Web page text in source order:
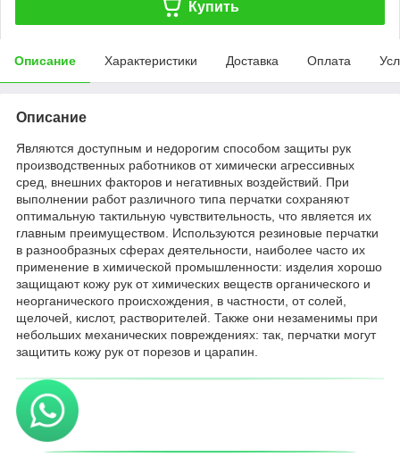
Купить
Описание Характеристики Доставка Оплата
Описание
Являются доступным и недорогим способом защиты рук
производственных работников от химически агрессивных
сред, внешних факторов и негативных воздействий. При
выполнении работ различного типа перчатки сохраняют
оптимальную тактильную чувствительность, что является их
главным преимуществом. Используются резиновые перчатки
в разнообразных сферах деятельности, наиболее часто их
применение в химической промышленности: изделия хорошо
защищают кожу рук от химических веществ органического и
неорганического происхождения, в частности, от солей,
щелочей, кислот, растворителей. Также они незаменимы при
небольших механических повреждениях: так, перчатки могут
защитить кожу рук от порезов и царапин.